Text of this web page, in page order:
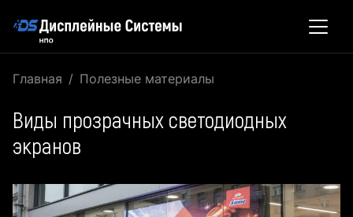
Главная Полезные материалы
Виды прозрачных светодиодных
экранов